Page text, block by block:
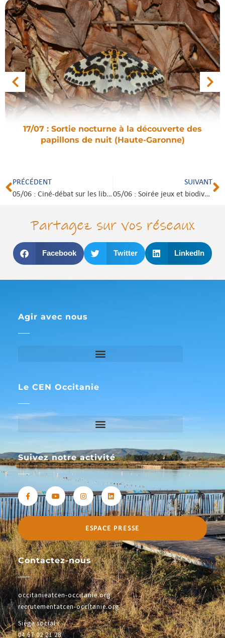
17/07 : Sortie nocturne à la découverte des
papillons de nuit (Haute-Garonne)
PRÉCÉDENT
05/06 : Ciné-débat sur les libellules à Sigean (Aude)
SUIVANT
05/06 : Soirée jeux et biodiversité à Toulouse (Haute-Garonne)
Partagez sur vos réseaux
Facebook Twitter LinkedIn
Agir avec nous
Le CEN Occitanie
Suivez notre activité
ESPACE PRESSE
Contactez-nous
occitanieatcen-occitanie.org
recrutementatcen-occitanie.org
Siège social :
04 67 02 21 28